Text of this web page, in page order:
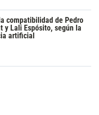
compatibilidad de Pedro
y Lali Espósito, según la
artificial